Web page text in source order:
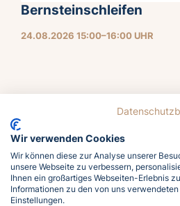
24.08.2026 15:00–16:00 UHR
Bernsteinschleifen
1 2 3
Anfang Ende
Wir verwenden Cookies
Wir können diese zur Analyse unserer
unsere Webseite zu verbessern,
Ihnen ein großartiges Webseiten-Erlebnis
Informationen zu den von uns
Einstellungen.